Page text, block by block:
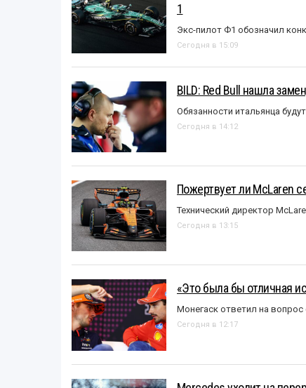
1
Экс-пилот Ф1 обозначил
Сегодня в 15:09
BILD: Red Bull нашла
Обязанности итальянца
Сегодня в 14:12
Пожертвует ли McLaren
Технический директор
Сегодня в 13:15
«Это была бы отличная
Монегаск ответил на
Сегодня в 12:17